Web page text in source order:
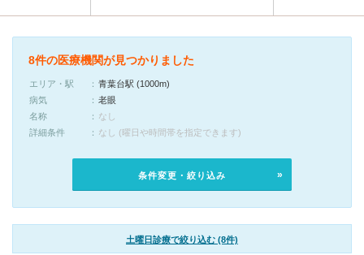
8件の医療機関が見つかりました
エリア・駅
青葉台駅 (1000m)
病気
老眼
名称
なし
詳細条件
なし (曜日や時間帯を指定できます)
条件変更・絞り込み
土曜日診療で絞り込む (8件)